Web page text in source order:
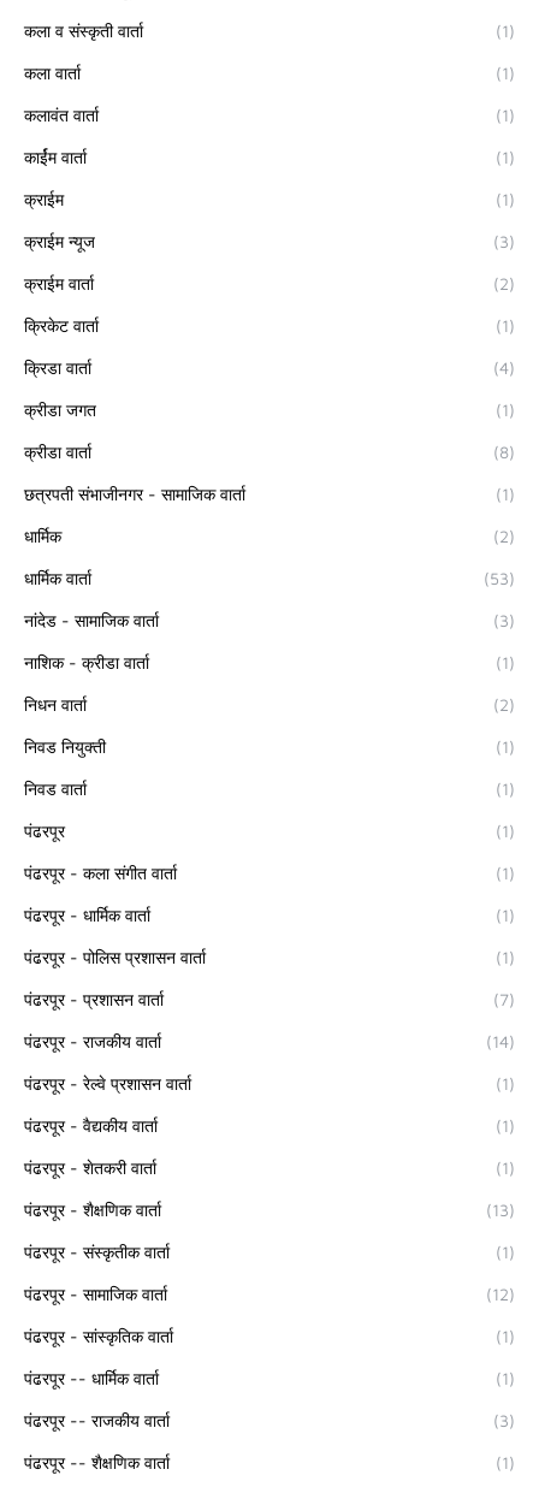
कला व संस्कृती वार्ता (1)
कला वार्ता (1)
कलावंत वार्ता (1)
कार्ईम वार्ता (1)
क्राईम (1)
क्राईम न्यूज (3)
क्राईम वार्ता (2)
क्रिकेट वार्ता (1)
क्रिडा वार्ता (4)
क्रीडा जगत (1)
क्रीडा वार्ता (8)
छत्रपती संभाजीनगर - सामाजिक वार्ता (1)
धार्मिक (2)
धार्मिक वार्ता (53)
नांदेड - सामाजिक वार्ता (3)
नाशिक - क्रीडा वार्ता (1)
निधन वार्ता (2)
निवड नियुक्ती (1)
निवड वार्ता (1)
पंढरपूर (1)
पंढरपूर - कला संगीत वार्ता (1)
पंढरपूर - धार्मिक वार्ता (1)
पंढरपूर - पोलिस प्रशासन वार्ता (1)
पंढरपूर - प्रशासन वार्ता (7)
पंढरपूर - राजकीय वार्ता (14)
पंढरपूर - रेल्वे प्रशासन वार्ता (1)
पंढरपूर - वैद्यकीय वार्ता (1)
पंढरपूर - शेतकरी वार्ता (1)
पंढरपूर - शैक्षणिक वार्ता (13)
पंढरपूर - संस्कृतीक वार्ता (1)
पंढरपूर - सामाजिक वार्ता (12)
पंढरपूर - सांस्कृतिक वार्ता (1)
पंढरपूर -- धार्मिक वार्ता (1)
पंढरपूर -- राजकीय वार्ता (3)
पंढरपूर -- शैक्षणिक वार्ता (1)